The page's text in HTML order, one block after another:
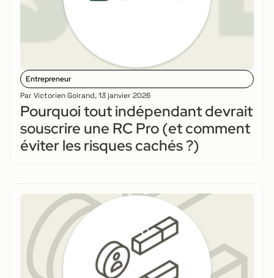
Entrepreneur
Par Victorien Goirand,13 janvier 2026
Pourquoi tout indépendant devrait
souscrire une RC Pro (et comment
éviter les risques cachés ?)